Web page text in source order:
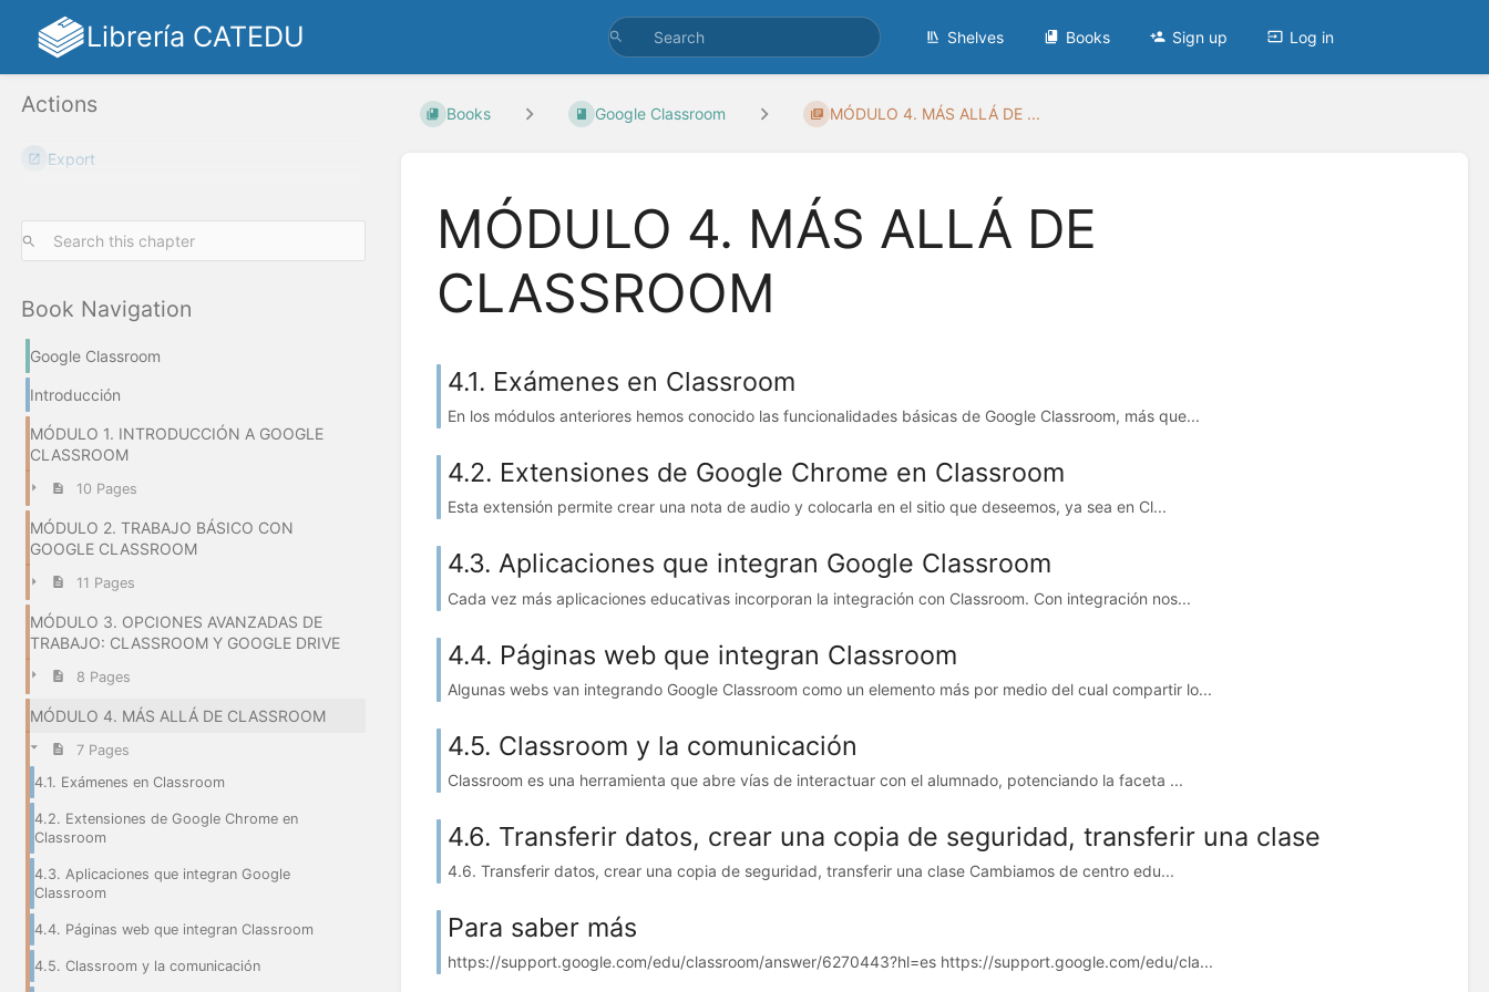
Librería CATEDU Shelves Books Sign up Log in
Actions
Export
Book Navigation
Google Classroom
Introducción
MÓDULO 1. INTRODUCCIÓN A GOOGLE
CLASSROOM
10 Pages
MÓDULO 2. TRABAJO BÁSICO CON
GOOGLE CLASSROOM
11 Pages
MÓDULO 3. OPCIONES AVANZADAS DE
TRABAJO: CLASSROOM Y GOOGLE DRIVE
8 Pages
MÓDULO 4. MÁS ALLÁ DE CLASSROOM
7 Pages
4.1. Exámenes en Classroom
4.2. Extensiones de Google Chrome en
Classroom
4.3. Aplicaciones que integran Google
Classroom
4.4. Páginas web que integran Classroom
4.5. Classroom y la comunicación
Books Google Classroom MÓDULO 4. MÁS ALLÁ DE ...
MÓDULO 4. MÁS ALLÁ DE
CLASSROOM
4.1. Exámenes en Classroom
En los módulos anteriores hemos conocido las funcionalidades básicas de Google Classroom, más que...
4.2. Extensiones de Google Chrome en Classroom
Esta extensión permite crear una nota de audio y colocarla en el sitio que deseemos, ya sea en Cl...
4.3. Aplicaciones que integran Google Classroom
Cada vez más aplicaciones educativas incorporan la integración con Classroom. Con integración nos...
4.4. Páginas web que integran Classroom
Algunas webs van integrando Google Classroom como un elemento más por medio del cual compartir lo...
4.5. Classroom y la comunicación
Classroom es una herramienta que abre vías de interactuar con el alumnado, potenciando la faceta ...
4.6. Transferir datos, crear una copia de seguridad, transferir una clase
4.6. Transferir datos, crear una copia de seguridad, transferir una clase Cambiamos de centro edu...
Para saber más
https://support.google.com/edu/classroom/answer/6270443?hl=es https://support.google.com/edu/cla...